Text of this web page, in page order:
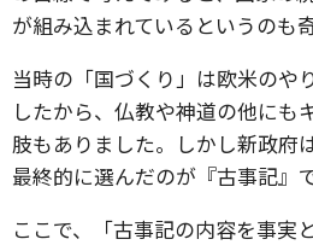
が組み込まれているというのも
当時の「国づくり」は欧米のや
したから、仏教や神道の他にも
肢もありました。しかし新政府
最終的に選んだのが『古事記』
ここで、「古事記の内容を事実